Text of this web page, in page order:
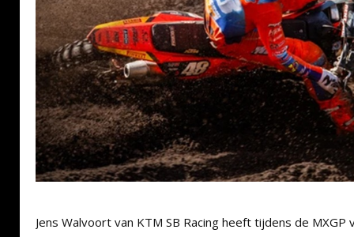
Jens Walvoort van KTM SB Racing heeft tijdens de